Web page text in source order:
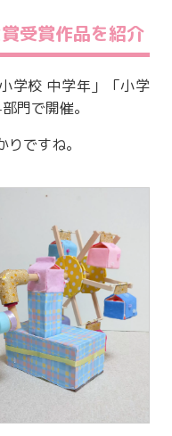
受賞作品を紹介
学校 中学年」「小学
門で開催。
ですね。